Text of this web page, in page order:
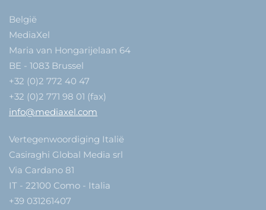
België
MediaXel
Maria van Hongarijelaan 64
BE - 1083 Brussel
+32 (0)2 772 40 47
+32 (0)2 771 98 01 (fax)
info@mediaxel.com
Vertegenwoordiging Italië
Casiraghi Global Media srl
Via Cardano 81
IT - 22100 Como - Italia
+39 031261407